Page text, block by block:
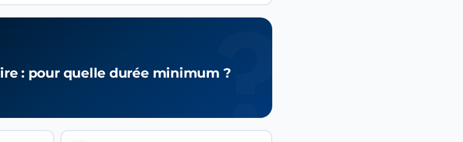
: pour quelle durée minimum ?